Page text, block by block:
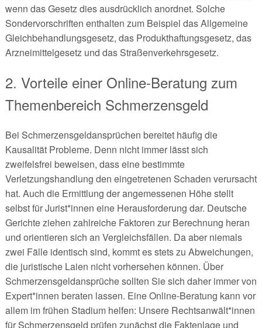
wenn das Gesetz dies ausdrücklich anordnet. Solche
Sondervorschriften enthalten zum Beispiel das Allgemeine
Gleichbehandlungsgesetz, das Produkthaftungsgesetz, das
Arzneimittelgesetz und das Straßenverkehrsgesetz.
2. Vorteile einer Online-Beratung zum
Themenbereich Schmerzensgeld
Bei Schmerzensgeldansprüchen bereitet häufig die
Kausalität Probleme. Denn nicht immer lässt sich
zweifelsfrei beweisen, dass eine bestimmte
Verletzungshandlung den eingetretenen Schaden verursacht
hat. Auch die Ermittlung der angemessenen Höhe stellt
selbst für Jurist*innen eine Herausforderung dar. Deutsche
Gerichte ziehen zahlreiche Faktoren zur Berechnung heran
und orientieren sich an Vergleichsfällen. Da aber niemals
zwei Fälle identisch sind, kommt es stets zu Abweichungen,
die juristische Laien nicht vorhersehen können. Über
Schmerzensgeldansprüche sollten Sie sich daher immer von
Expert*innen beraten lassen. Eine Online-Beratung kann vor
allem im frühen Stadium helfen: Unsere Rechtsanwält*innen
für Schmerzensgeld prüfen zunächst die Faktenlage und